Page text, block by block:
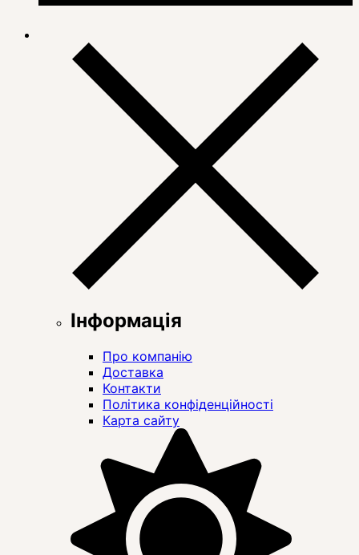
Інформація
Про компанію
Доставка
Контакти
Політика конфіденційності
Карта сайту